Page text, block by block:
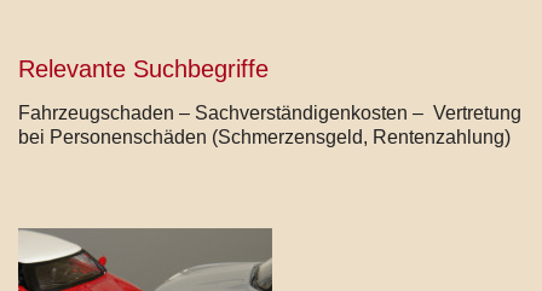
Relevante Suchbegriffe
Fahrzeugschaden – Sachverständigenkosten – Vertretung
bei Personenschäden (Schmerzensgeld, Rentenzahlung)